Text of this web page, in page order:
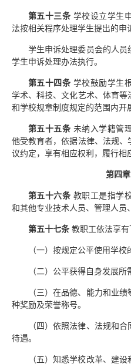
第五十三条 学校设立学生
法按相关程序处理学生提出的申
学生申诉处理委员会的人
学生申诉处理办法执行。
第五十四条 学校鼓励学生
学术、科技、文化艺术、体育
和学校规章制度规定的范围内开
第五十五条 未纳入学籍管
他受教育者，依据法律、法规
议约定，享有相应权利，履行相
第四
第五十六条 教职工是指学
和其他专业技术人员、管理人员
第五十七条 教职工依法享有
（一）按规定公平使用学校
（二）公平获得自身发展所
（三）在品德、能力和业
种奖励及荣誉称号。
（四）依照法律、法规和
待遇。
（五）知悉学校改革、建